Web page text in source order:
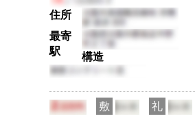
住所
最寄
駅
構造
敷 礼